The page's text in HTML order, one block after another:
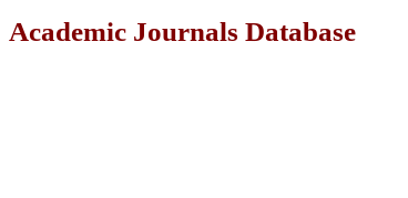
Academic Journals Database